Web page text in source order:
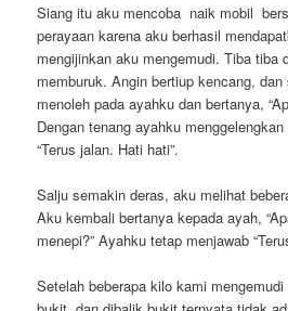
Siang itu aku mencoba naik mobil
perayaan karena aku berhasil
mengijinkan aku mengemudi. Tiba tiba
memburuk. Angin bertiup kencang,
menoleh pada ayahku dan bertanya,
Dengan tenang ayahku
“Terus jalan. Hati hati”.
Salju semakin deras, aku melihat
Aku kembali bertanya kepada ayah,
menepi?” Ayahku tetap menjawab
Setelah beberapa kilo kami